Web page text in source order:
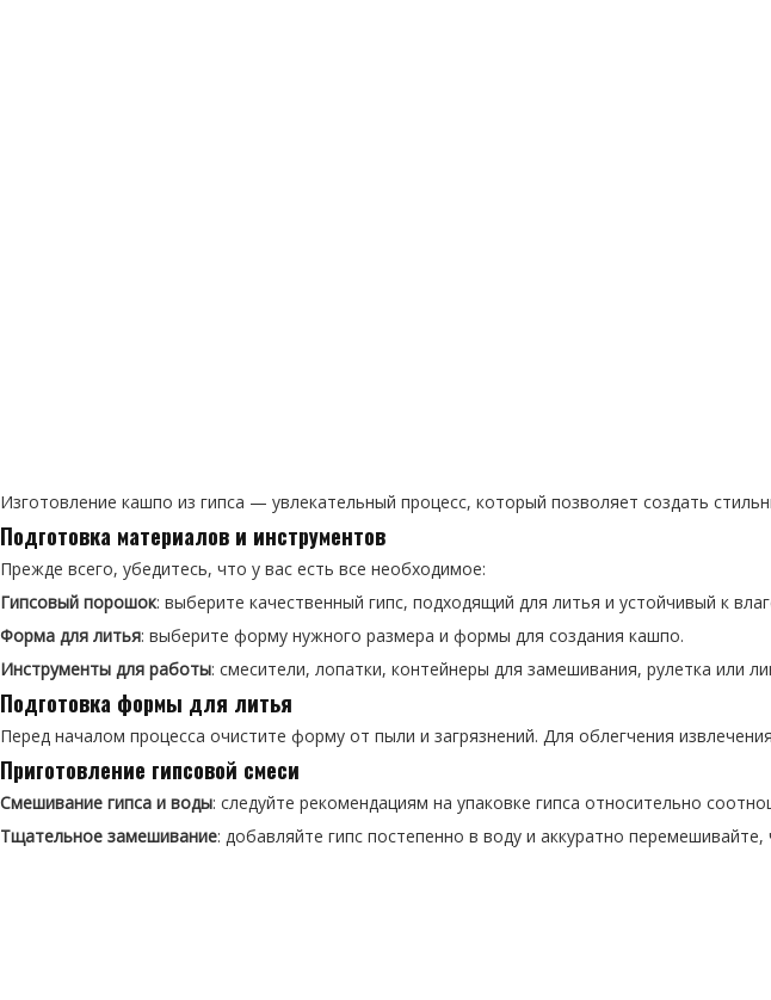
Изготовление кашпо из гипса — увлекательный процесс, который позволяет создать
Подготовка материалов и инструментов
Прежде всего, убедитесь, что у вас есть все необходимое:
Гипсовый порошок: выберите качественный гипс, подходящий для литья и устойчивый к
Форма для литья: выберите форму нужного размера и формы для создания кашпо.
Инструменты для работы: смесители, лопатки, контейнеры для замешивания, рулетка или
Подготовка формы для литья
Перед началом процесса очистите форму от пыли и загрязнений. Для облегчения
Приготовление гипсовой смеси
Смешивание гипса и воды: следуйте рекомендациям на упаковке гипса относительно
Тщательное замешивание: добавляйте гипс постепенно в воду и аккуратно